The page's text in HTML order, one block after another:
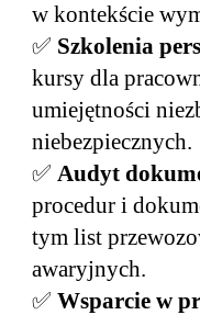
w kontekście
✅ Szkolenia
kursy dla
umiejętności
niebezpiecznych.
✅Audyt
procedur i
tym list
awaryjnych.
✅Wsparcie w